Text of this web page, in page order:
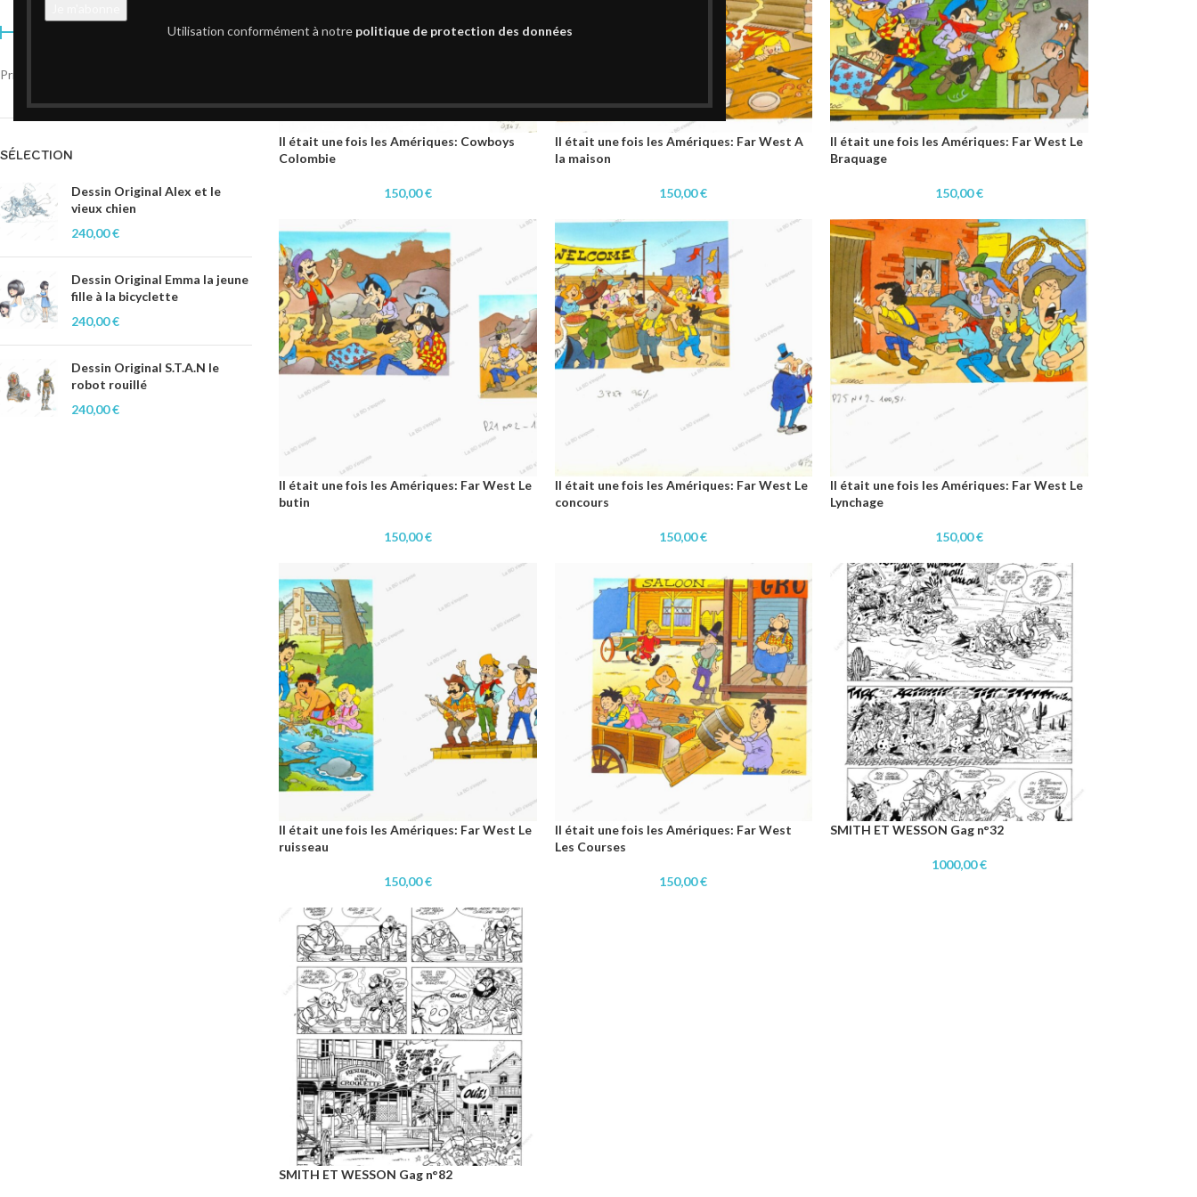
Utilisation conformément à notre politique de protection des données
Prix :
SÉLECTION
Dessin Original Alex et le
vieux chien
240,00€
Dessin Original Emma la jeune
fille à la bicyclette
240,00€
Dessin Original S.T.A.N le
robot rouillé
240,00€
Il était une fois les Amériques: Cowboys
Colombie
150,00€
Il était une fois les Amériques: Far West A
la maison
150,00€
Il était une fois les Amériques: Far West Le
Braquage
150,00€
Il était une fois les Amériques: Far West Le
butin
150,00€
Il était une fois les Amériques: Far West Le
concours
150,00€
Il était une fois les Amériques: Far West Le
Lynchage
150,00€
Il était une fois les Amériques: Far West Le
ruisseau
150,00€
Il était une fois les Amériques: Far West
Les Courses
150,00€
SMITH ET WESSON Gag n°32
1000,00€
SMITH ET WESSON Gag n°82